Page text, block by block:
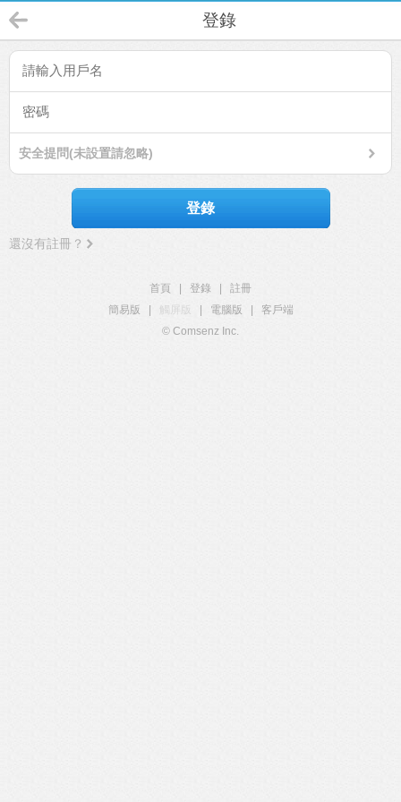
登錄
安全提問(未設置請忽略)
登錄
還沒有註冊？
首頁 登錄
註冊
簡易版
觸屏版 電腦版
客戶端
© Comsenz Inc.